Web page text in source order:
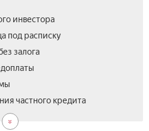
инвестора
под расписку
залога
частного кредита